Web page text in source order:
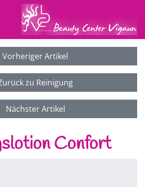
Vorheriger Artikel
zu Reinigung
Nächster Artikel
Confort